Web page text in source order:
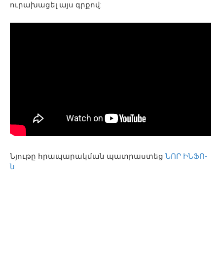
ուրախացել այս գրքով:
Նյութը հրապարակման պատրաստեց ՆՈՐ ԻՆՖՈ-
ն